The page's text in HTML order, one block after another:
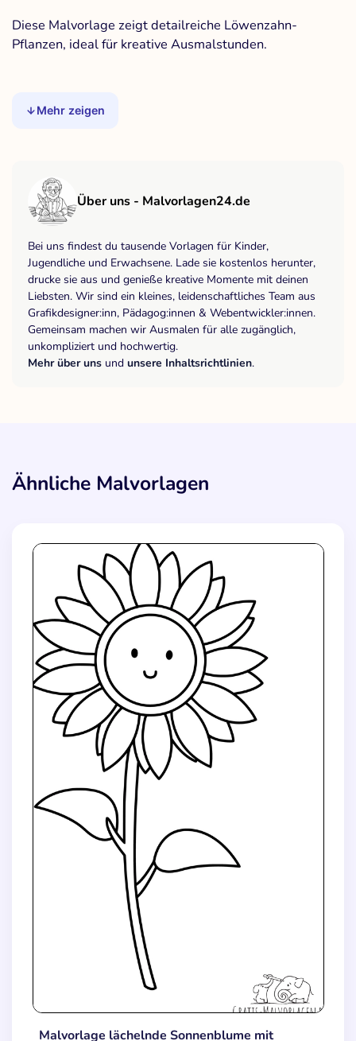
Diese Malvorlage zeigt detailreiche Löwenzahn-
Pflanzen, ideal für kreative Ausmalstunden.
Mehr zeigen
Über uns - Malvorlagen24.de
Bei uns findest du tausende Vorlagen für Kinder,
Jugendliche und Erwachsene. Lade sie kostenlos herunter,
drucke sie aus und genieße kreative Momente mit deinen
Liebsten. Wir sind ein kleines, leidenschaftliches Team aus
Grafikdesigner:inn, Pädagog:innen & Webentwickler:innen.
Gemeinsam machen wir Ausmalen für alle zugänglich,
unkompliziert und hochwertig.
Mehr über uns und unsere Inhaltsrichtlinien.
Ähnliche Malvorlagen
Malvorlage lächelnde Sonnenblume mit